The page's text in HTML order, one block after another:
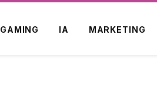
GAMING IA MARKETING